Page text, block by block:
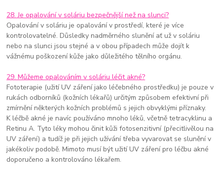
28. Je opalování v soláriu bezpečnější než na slunci?
Opalování v soláriu je opalování v prostředí, které je více
kontrolovatelné. Důsledky nadměrného slunění ať už v soláriu
nebo na slunci jsou stejné a v obou případech může dojít k
vážnému poškození kůže jako důležitého tělního orgánu.
29. Můžeme opalováním v soláriu léčit akné?
Fototerapie (užití UV záření jako léčebného prostředku) je pouze v
rukách odborníků (kožních lékařů) určitým způsobem efektivní při
zmírnění některých kožních problémů s jejich obvyklými příznaky.
K léčbě akné je navíc používáno mnoho léků, včetně tetracyklinu a
Retinu A. Tyto léky mohou činit kůži fotosenzitivní (přecitlivělou na
UV záření) a tudíž je při jejich užívání třeba vyvarovat se slunění v
jakékoliv podobě. Mimoto musí být užití UV záření pro léčbu akné
doporučeno a kontrolováno lékařem.